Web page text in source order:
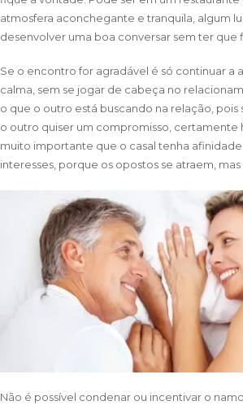
atmosfera aconchegante e tranquila, algum
desenvolver uma boa conversar sem ter que
Se o encontro for agradável é só continuar a
calma, sem se jogar de cabeça no
o que o outro está buscando na relação, pois
o outro quiser um compromisso, certamente
muito importante que o casal tenha
interesses, porque os opostos se atraem,
Não é possível condenar ou incentivar o